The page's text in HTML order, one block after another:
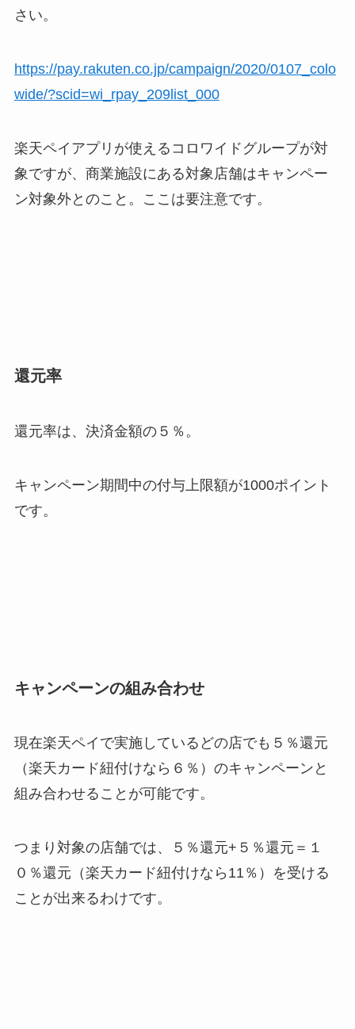
さい。
https://pay.rakuten.co.jp/campaign/2020/0107_colo
wide/?scid=wi_rpay_209list_000
楽天ペイアプリが使えるコロワイドグループが対
象ですが、 商業施設にある対象店舗はキャンペー
ン対象外とのこと。ここは要注意です。
還元率
還元率は、決済金額の５％。
キャンペーン期間中の付与上限額が1000ポイント
です。
キャンペーンの組み合わせ
現在楽天ペイで実施しているどの店でも５％還元
（楽天カード紐付けなら６％）のキャンペーンと
組み合わせることが可能です。
つまり対象の店舗では、 ５％還元+５％還元＝ １
０％還元 （楽天カード紐付けなら11％）
を受ける
ことが出来るわけです。